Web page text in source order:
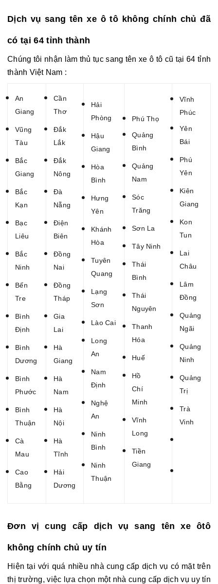
Dịch vụ sang tên xe ô tô không chính chủ đã
có tại 64 tỉnh thành
Chúng tôi nhận làm thủ tụcsang tên xe ô tô cũ tại 64 tỉnh
thành Việt Nam :
An
Giang
Vũng
Tàu
Bắc
Giang
Bắc
Kạn
Bạc
Liêu
Bắc
Ninh
Bến
Tre
Bình
Định
Bình
Dương
Bình
Phước
Bình
Thuận
Cà
Mau
Cao
Bằng
Cần
Thơ
Đắk
Lắk
Đắk
Nông
Đà
Nẵng
Điện
Biên
Đồng
Nai
Đồng
Tháp
Gia
Lai
Hà
Giang
Hà
Nam
Hà
Nội
Hà
Tĩnh
Hải
Dương
Hải
Phòng
Hậu
Giang
Hòa
Bình
Hưng
Yên
Khánh
Hòa
Tuyên
Quang
Lạng
Sơn
Lào Cai
Long
An
Nam
Định
Nghệ
An
Ninh
Bình
Ninh
Thuận
Phú Thọ..
Quảng
Bình
Quảng
Nam
Sóc
Trăng
Sơn La
Tây Ninh
Thái
Bình
Thái
Nguyên
Thanh
Hóa
Huế
Hồ
Chí...
Minh
Vĩnh
Long
Tiền
Giang
Vĩnh
Phúc
Yên
Bái
Phú
Yên
Kiên
Giang
Kon
Tun
Lai
Châu
Lâm
Đồng
Quảng
Ngãi
Quảng
Ninh
Quảng
Trị
Trà
Vinh
Đơn vị cung cấp dịch vụ sang tên xe ôtô
không chính chủ uy tín
Hiện tại với quá nhiều nhà cung cấp dịch vụ có mặt trên
thị trường, việc lựa chọn một nhà cung cấp dịch vụ uy tín